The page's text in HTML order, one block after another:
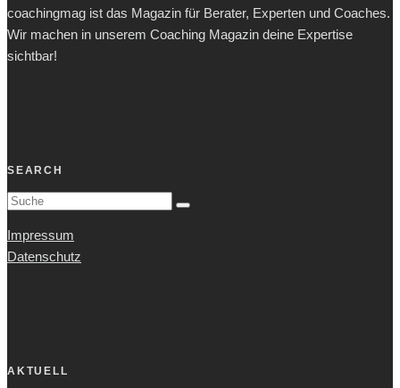
coachingmag ist das Magazin für Berater, Experten und Coaches.
Wir machen in unserem Coaching Magazin deine Expertise
sichtbar!
SEARCH
Impressum
Datenschutz
AKTUELL